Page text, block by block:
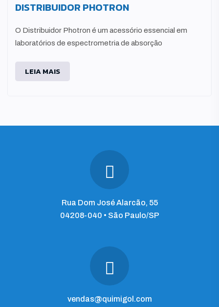
DISTRIBUIDOR PHOTRON
O Distribuidor Photron é um acessório essencial em
laboratórios de espectrometria de absorção
LEIA MAIS
Rua Dom José Alarcão, 55
04208-040 • São Paulo/SP
vendas@quimigol.com